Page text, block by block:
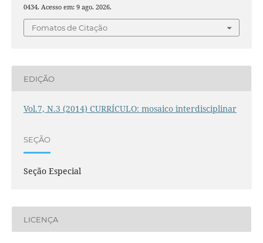
0434. Acesso em: 9 ago. 2026.
Fomatos de Citação
EDIÇÃO
Vol.7, N.3 (2014) CURRÍCULO: mosaico interdisciplinar
SEÇÃO
Seção Especial
LICENÇA